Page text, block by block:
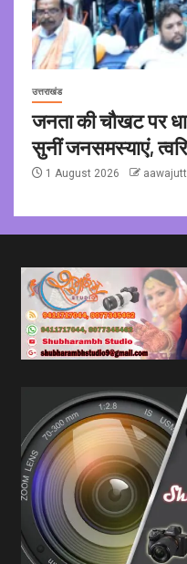
उत्तराखंड
जनता की चौखट पर
सुनीं जनसमस्याएं,
1 August 2026